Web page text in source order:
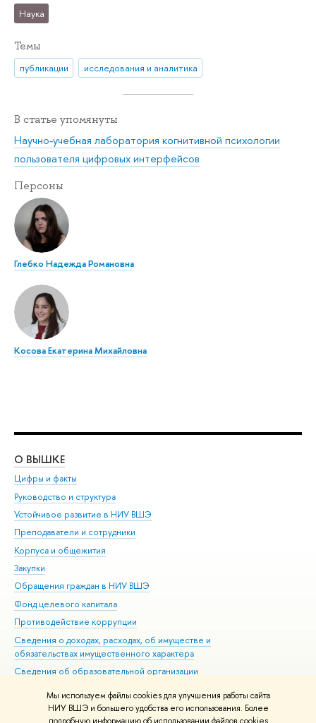
Мы используем файлы cookies для улучшения работы сайта
НИУ ВШЭ и большего удобства его использования. Более
Наука
Темы
публикации исследования и аналитика
В статье упомянуты
Научно-учебная лаборатория когнитивной психологии
пользователя цифровых интерфейсов
Персоны
Глебко Надежда Романовна
Косова Екатерина Михайловна
О ВЫШКЕ
Цифры и факты
Руководство и структура
Устойчивое развитие в НИУ ВШЭ
Преподаватели и сотрудники
Корпуса и общежития
Закупки
Обращения граждан в НИУ ВШЭ
Фонд целевого капитала
Противодействие коррупции
Сведения о доходах, расходах, об имуществе и
обязательствах имущественного характера
Сведения об образовательной организации
Людям с ограниченными возможностями здоровья
Единая платежная страница